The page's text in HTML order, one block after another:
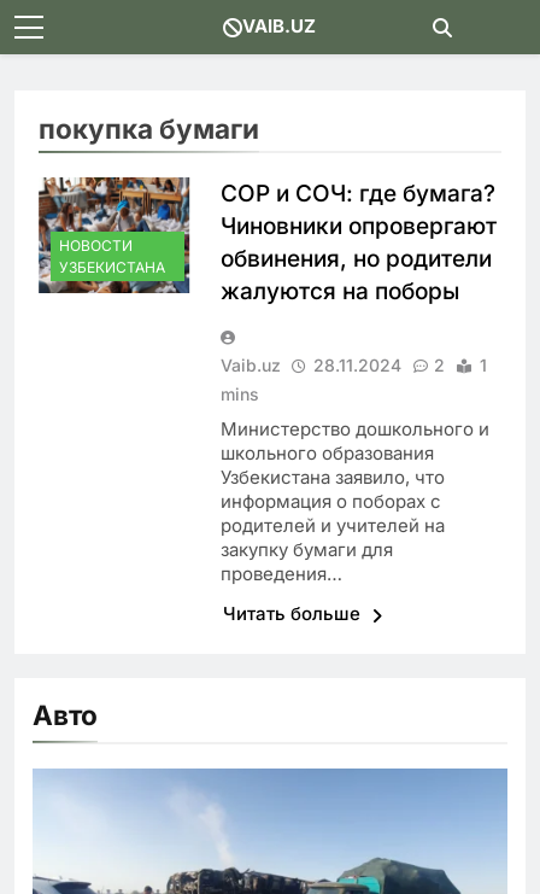
Skip
to
VAIB.UZ
покупка бумаги
НОВОСТИ
УЗБЕКИСТАНА
СОР и СОЧ: где бумага?
Чиновники опровергают
обвинения, но родители
жалуются на поборы
Vaib.uz 28.11.2024 2
1
mins
Министерство дошкольного и
школьного образования
Узбекистана заявило, что
информация о поборах с
родителей и учителей на
закупку бумаги для
проведения…
Читать больше
Авто